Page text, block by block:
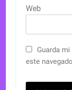
Web
Guarda
este